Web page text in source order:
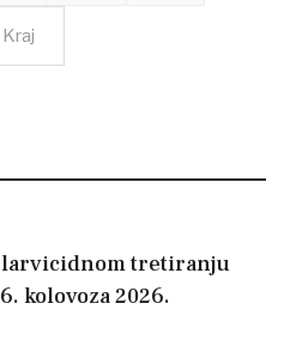
Kraj
larvicidnom tretiranju
kolovoza 2026.